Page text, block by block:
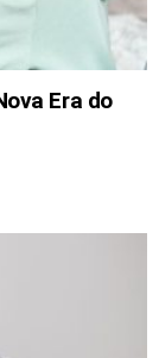
Era do